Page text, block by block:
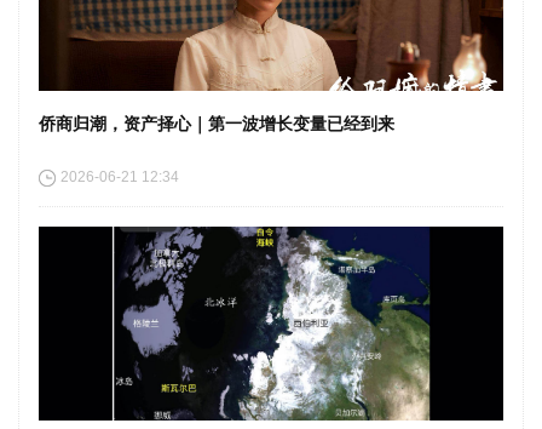
侨商归潮，资产择心｜第一波增长变量已经到来
2026-06-21 12:34